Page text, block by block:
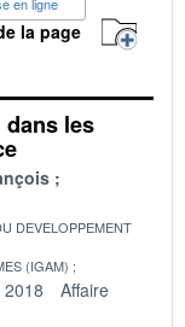
la page
les
DEVELOPPEMENT
(IGAM)
Affaire